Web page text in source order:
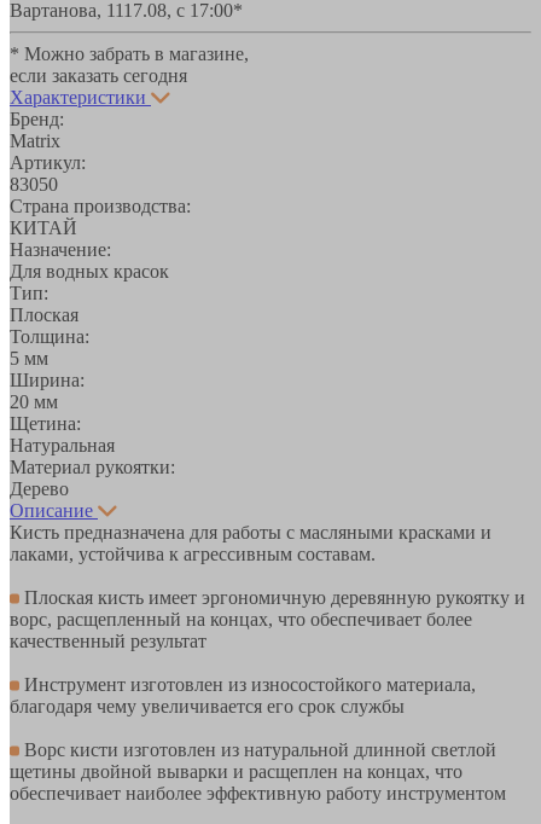
Вартанова, 1117.08, с 17:00*
* Можно забрать в магазине,
если заказать сегодня
Характеристики
Бренд:
Matrix
Артикул:
83050
Страна производства:
КИТАЙ
Назначение:
Для водных красок
Тип:
Плоская
Толщина:
5 мм
Ширина:
20 мм
Щетина:
Натуральная
Материал рукоятки:
Дерево
Описание
Кисть предназначена для работы с масляными красками и
лаками, устойчива к агрессивным составам.
Плоская кисть имеет эргономичную деревянную рукоятку и
ворс, расщепленный на концах, что обеспечивает более
качественный результат
Инструмент изготовлен из износостойкого материала,
благодаря чему увеличивается его срок службы
Ворс кисти изготовлен из натуральной длинной светлой
щетины двойной выварки и расщеплен на концах, что
обеспечивает наиболее эффективную работу инструментом